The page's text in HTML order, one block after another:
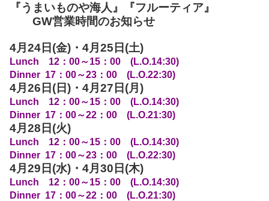
『うまいものや海人』『フルーティア』
GW営業時間のお知らせ
4月24日(金)・4月25日(土)
Lunch 12：00～15：00 (L.O.14:30)
Dinner 17：00～23：00 (L.O.22:30)
4月26日(日)・4月27日(月)
Lunch 12：00～15：00 (L.O.14:30)
Dinner 17：00～22：00 (L.O.21:30)
4月28日(火)
Lunch 12：00～15：00 (L.O.14:30)
Dinner 17：00～23：00 (L.O.22:30)
4月29日(水)・4月30日(木)
Lunch 12：00～15：00 (L.O.14:30)
Dinner 17：00～22：00 (L.O.21:30)